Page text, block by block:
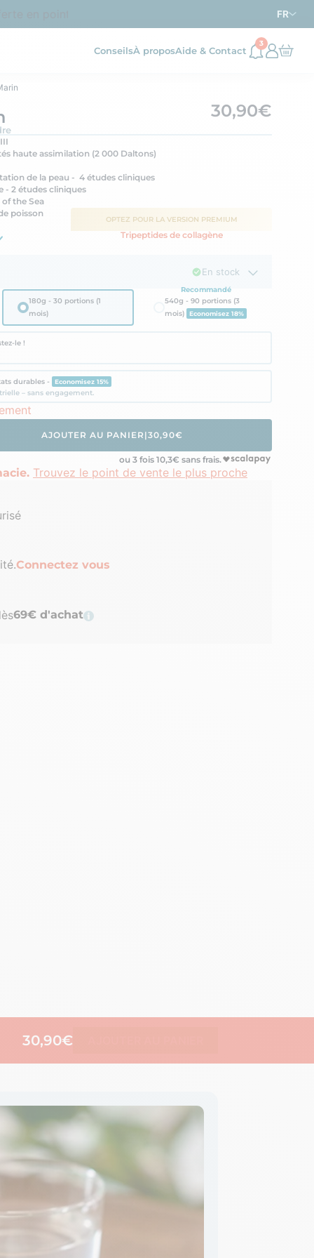
d’achat en France métropolitaine
FR
ConseilsÀ proposAide & Contact
3
30,90€
haute assimilation (2 000 Daltons)
de la peau - 4 études cliniques
- 2 études cliniques
of the Sea
poisson
OPTEZ POUR LA VERSION PREMIUM
Tripeptides de collagène
En stock
180g - 30 portions (1
mois)
Recommandé
540g - 90 portions (3
mois)
Economisez 18%
le !
durables - Economisez 15%
– sans engagement.
AJOUTER AU PANIER |30,90€
ou 3 fois10,3€ sans frais.
Trouvez le point de vente le plus proche
Connectez vous
69€ d'achat
30,90€